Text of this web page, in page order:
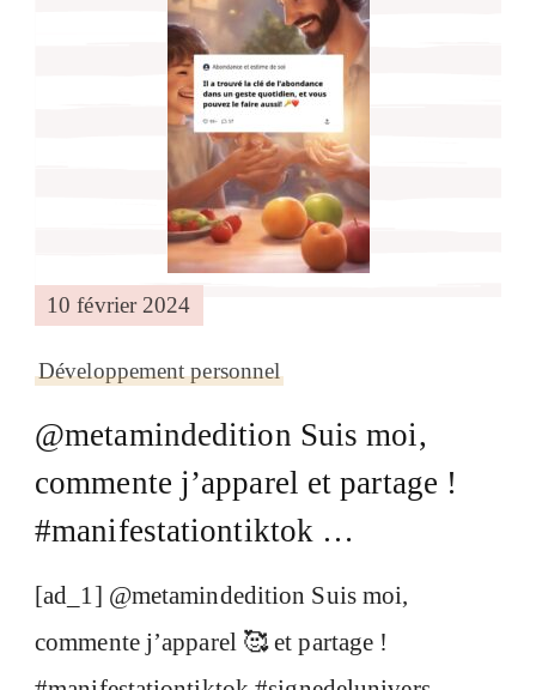
10 février 2024
Développement personnel
@metamindedition Suis moi,
commente j’apparel et partage !
#manifestationtiktok …
[ad_1] @metamindedition Suis moi,
commente j’apparel 🥰 et partage !